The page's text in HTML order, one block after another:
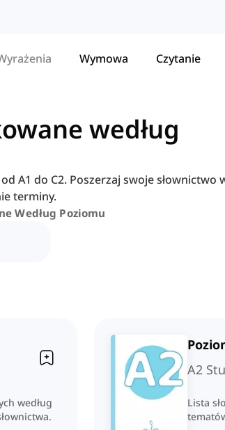
Wymowa Czytanie
według
A1 do C2. Poszerzaj swoje słownictwo
terminy.
Według Poziomu
według
A2
Lista